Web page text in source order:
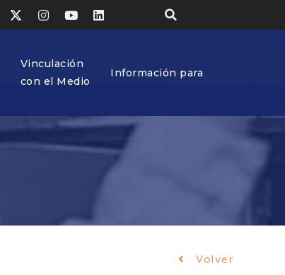
Vinculación
con el Medio
Información para
Volver